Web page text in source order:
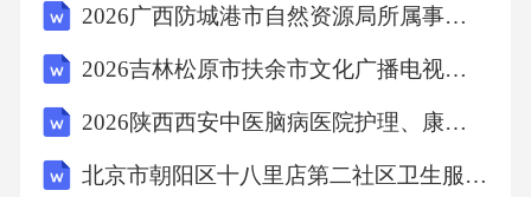
2026广西防城港市自然资源局所属事业单位编外人员招聘农业考试备考试题及答案解析
2026吉林松原市扶余市文化广播电视和旅游局所属事业单位选拔2人农业笔试模拟试题及答案解析
2026陕西西安中医脑病医院护理、康复岗位招聘20人农业考试模拟试题及答案解析
北京市朝阳区十八里店第二社区卫生服务中心招聘11人农业笔试参考题库及答案解析